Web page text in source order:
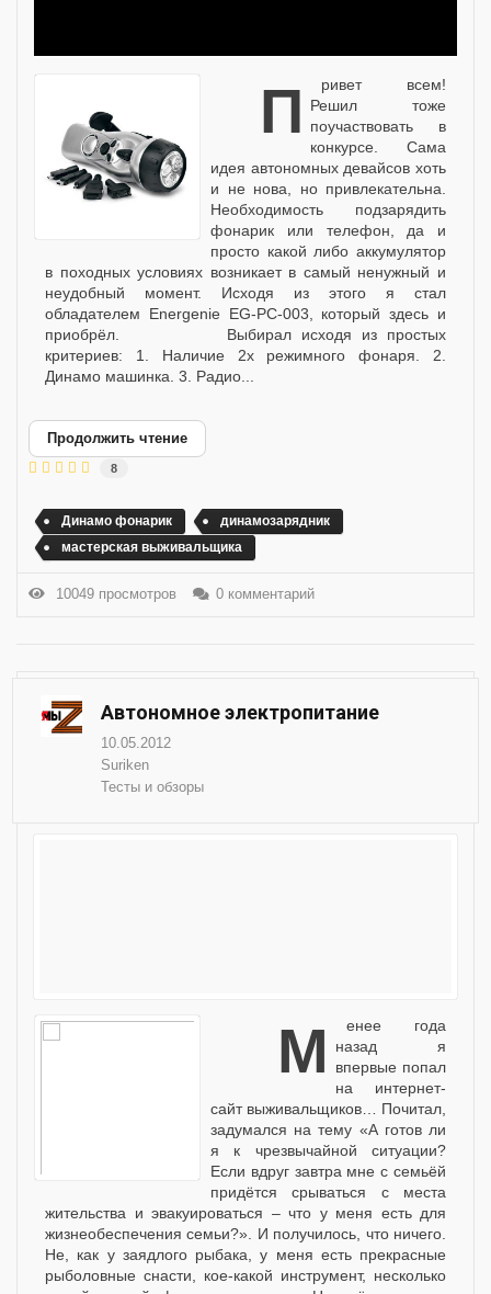
Привет всем!
Решил тоже
поучаствовать в
конкурсе. Сама
идея автономных девайсов хоть
и не нова, но привлекательна.
Необходимость подзарядить
фонарик или телефон, да и
просто какой либо аккумулятор
в походных условиях возникает в самый ненужный и
неудобный момент. Исходя из этого я стал
обладателем Energenie EG-PC-003, который здесь и
приобрёл. Выбирал исходя из простых
критериев: 1. Наличие 2х режимного фонаря. 2.
Динамо машинка. 3. Радио...
Продолжить чтение
8
Динамо фонарик
динамозарядник
мастерская выживальщика
10049 просмотров 0 комментарий
Автономное электропитание
10.05.2012
Suriken
Тесты и обзоры
Менее года
назад я
впервые попал
на интернет-
сайт выживальщиков… Почитал,
задумался на тему «А готов ли
я к чрезвычайной ситуации?
Если вдруг завтра мне с семьёй
придётся срываться с места
жительства и эвакуироваться – что у меня есть для
жизнеобеспечения семьи?». И получилось, что ничего.
Не, как у заядлого рыбака, у меня есть прекрасные
рыболовные снасти, кое-какой инструмент, несколько